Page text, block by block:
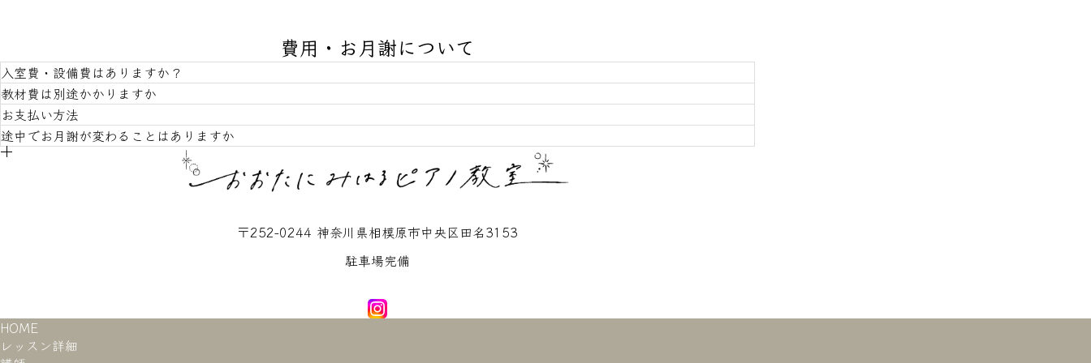
費用・お月謝について
入室費・設備費はありますか？
入室の際には5000円を頂戴しております。設備費、冷暖房費は頂戴しておりません。
教材費は別途かかりますか
はい。ご使用になる楽譜は生徒さんにご負担いただきます。インベンション等は輸入楽譜を使用します。
お支払い方法
月初のレッスンでその月のレッスン費をお持ちいただいております。教材費も同様です。
途中でお月謝が変わることはありますか
はい。レッスン時間が30/45/60分と年度ごとにお選びいただけますので、合わせてお月謝も変わります。またブルグミュ
ラー卒業程度からは上級のお値段に変わります。
〒252-0244 神奈川県相模原市中央区田名3153
駐車場完備
HOME
レッスン詳細